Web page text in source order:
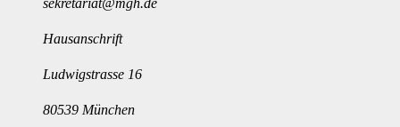
Hausanschrift
Ludwigstrasse 16
80539 München